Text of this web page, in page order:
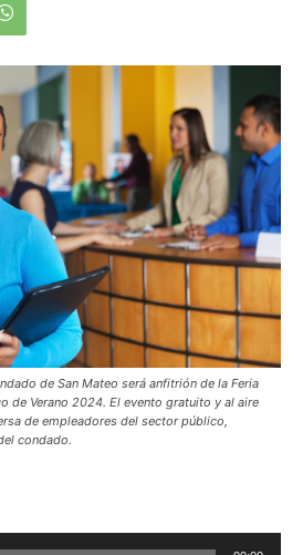
de San Mateo será anfitrión de la Feria
de Verano 2024. El evento gratuito y al aire
de empleadores del sector público,
condado.